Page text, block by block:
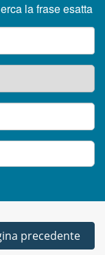
la frase esatta
precedente